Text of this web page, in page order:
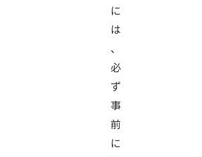
に
は
、
必
ず
事
前
に